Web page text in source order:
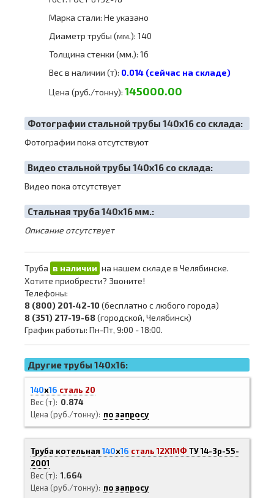
Марка стали: Не указано
Диаметр трубы (мм.): 140
Толщина стенки (мм.): 16
Вес в наличии (т): 0.014 (сейчас на складе)
Цена (руб./тонну): 145000.00
Фотографии стальной трубы 140х16 со склада:
Фотографии пока отсутствуют
Видео стальной трубы 140х16 со склада:
Видео пока отсутствует
Cтальная труба 140х16 мм.:
Описание отсутствует
Труба в наличии на нашем складе в Челябинске.
Хотите приобрести? Звоните!
Телефоны:
8 (800) 201-42-10(бесплатно с любого города)
8 (351) 217-19-68(городской, Челябинск)
График работы: Пн-Пт, 9:00 - 18:00.
Другие трубы 140x16:
140х16 сталь 20
Вес (т)
0.874
Цена (руб./тонну)
по запросу
Труба котельная140х16 сталь 12Х1МФ ТУ 14-3р-55-
2001
Вес (т) 1.664
Цена (руб./тонну)
по запросу